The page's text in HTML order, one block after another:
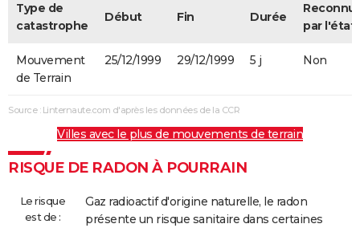
Type de
catastrophe
Début Fin Durée
par l'état
Mouvement
de Terrain
25/12/1999 29/12/1999 5 j Non
Source : Linternaute.com d'après les données de la CCR
Villes avec le plus de mouvements de terrain
RISQUE DE RADON À POURRAIN
Le risque
est de :
Gaz radioactif d'origine naturelle, le radon
présente un risque sanitaire dans certaines